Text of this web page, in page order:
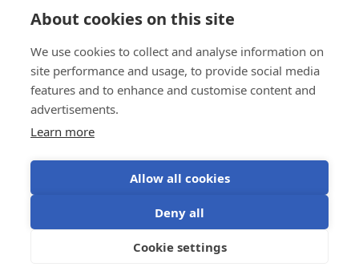
About cookies on this site
We use cookies to collect and analyse information on
site performance and usage, to provide social media
features and to enhance and customise content and
advertisements.
Learn more
Allow all cookies
Deny all
Cookie settings
Політика
файлів cookie
файлів cookie
©Victron Energy